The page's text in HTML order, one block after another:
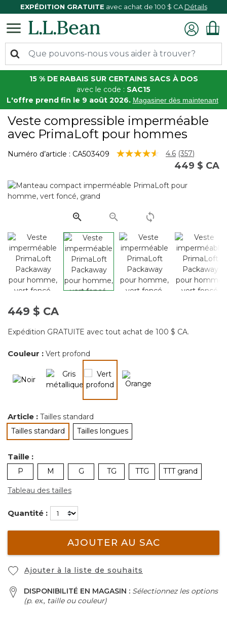
EXPÉDITION GRATUITE avec achat de 100 $ CA Détails
15 % DE RABAIS SUR CERTAINS SACS À DOS
avec le code : SAC15
L'offre prend fin le 9 août 2026. Magasiner dès maintenant
Veste compressible imperméable
avec PrimaLoft pour hommes
Numéro d’article : CA503409 3,6 sur 5 Évaluation des clients
4.6 Lire
les
Lien
(357)
449 $ CA
449 $ CA
Expédition GRATUITE avec tout achat de 100 $ CA.
Couleur : Vert profond
Article : Tailles standard
Tailles standard
sélectionné
Tailles longues
Taille :
P M G TG TTG TTT grand
Tableau des tailles
Quantité :
AJOUTER AU SAC
Ajouter à la liste de souhaits
DISPONIBILITÉ EN MAGASIN : Sélectionnez les options
(p. ex., taille ou couleur)